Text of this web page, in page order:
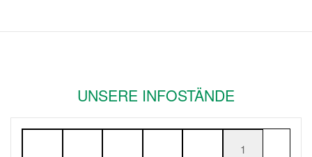
UNSERE INFOSTÄNDE
1